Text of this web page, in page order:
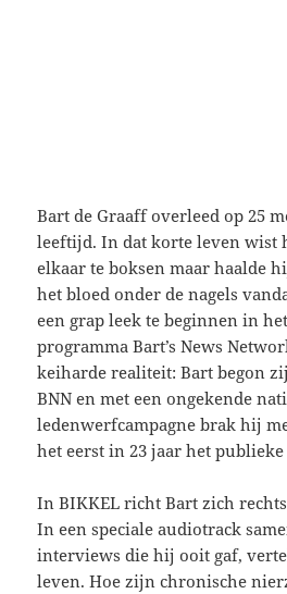
Bart de Graaff overleed op 25
leeftijd. In dat korte leven wist
elkaar te boksen maar haalde
het bloed onder de nagels
een grap leek te beginnen in
programma Bart’s News
keiharde realiteit: Bart begon
BNN en met een ongekende
ledenwerfcampagne brak hij
het eerst in 23 jaar het publieke
In BIKKEL richt Bart zich
In een speciale audiotrack
interviews die hij ooit gaf,
leven. Hoe zijn chronische